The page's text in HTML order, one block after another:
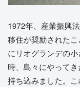
1972年、産業振興
移住が奨励された
にリオグランデの
時、島々にやって
持ち込みました。